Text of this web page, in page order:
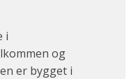
i
og
er bygget i